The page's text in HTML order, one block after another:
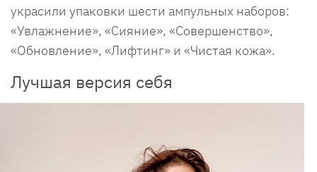
украсили упаковки шести ампульных наборов:
«Увлажнение», «Сияние», «Совершенство»,
«Обновление», «Лифтинг» и «Чистая кожа».
Лучшая версия себя